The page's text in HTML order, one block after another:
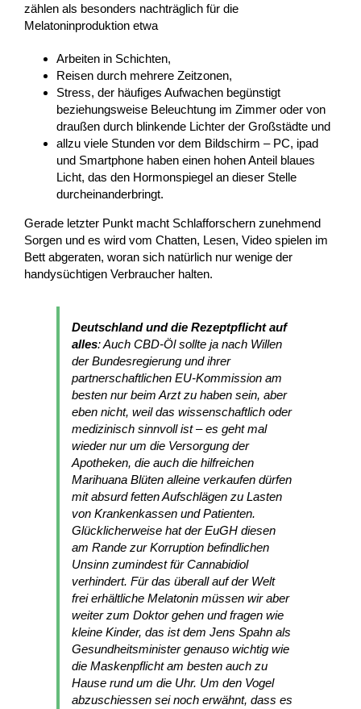
zählen als besonders nachträglich für die
Melatoninproduktion etwa
Arbeiten in Schichten,
Reisen durch mehrere Zeitzonen,
Stress, der häufiges Aufwachen begünstigt
beziehungsweise Beleuchtung im Zimmer oder von
draußen durch blinkende Lichter der Großstädte und
allzu viele Stunden vor dem Bildschirm – PC, ipad
und Smartphone haben einen hohen Anteil blaues
Licht, das den Hormonspiegel an dieser Stelle
durcheinanderbringt.
Gerade letzter Punkt macht Schlafforschern zunehmend
Sorgen und es wird vom Chatten, Lesen, Video spielen im
Bett abgeraten, woran sich natürlich nur wenige der
handysüchtigen Verbraucher halten.
Deutschland und die Rezeptpflicht auf
alles: Auch CBD-Öl sollte ja nach Willen
der Bundesregierung und ihrer
partnerschaftlichen EU-Kommission am
besten nur beim Arzt zu haben sein, aber
eben nicht, weil das wissenschaftlich oder
medizinisch sinnvoll ist – es geht mal
wieder nur um die Versorgung der
Apotheken, die auch die hilfreichen
Marihuana Blüten alleine verkaufen dürfen
mit absurd fetten Aufschlägen zu Lasten
von Krankenkassen und Patienten.
Glücklicherweise hat der EuGH diesen
am Rande zur Korruption befindlichen
Unsinn zumindest für Cannabidiol
verhindert. Für das überall auf der Welt
frei erhältliche Melatonin müssen wir aber
weiter zum Doktor gehen und fragen wie
kleine Kinder, das ist dem Jens Spahn als
Gesundheitsminister genauso wichtig wie
die Maskenpflicht am besten auch zu
Hause rund um die Uhr. Um den Vogel
abzuschiessen sei noch erwähnt, dass es